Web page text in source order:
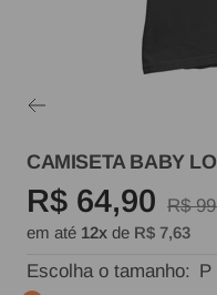
CAMISETA BABY
Preço
promocional
R$ 64,90 Preço
normal
R$
em até 12x de R$ 7,63
Escolha o tamanho: P